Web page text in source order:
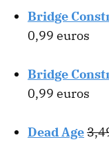
Bridge
0,99 euros
Bridge
0,99 euros
Dead Age